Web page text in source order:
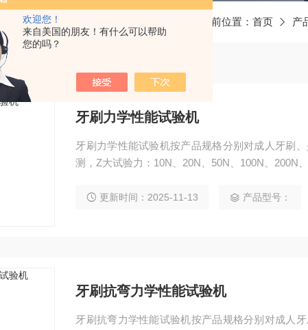
欢迎您！
来自美国的朋友！有什么可以帮助
您的吗？
当前位置： 首页 产
牙刷力学性能试验机
牙刷力学性能试验机按产品规格分别对成人牙刷
测，Z大试验力：10N、20N、50N、100N、200N
更新时间：2025-11-13 产品型号：
牙刷抗弯力学性能试验机
牙刷抗弯力学性能试验机按产品规格分别对成人